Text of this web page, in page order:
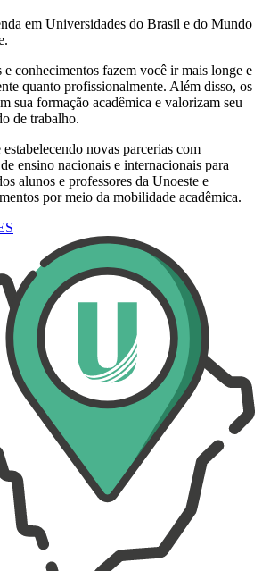
em Universidades do Brasil e do Mundo
conhecimentos fazem você ir mais longe e
quanto profissionalmente. Além disso, os
sua formação acadêmica e valorizam seu
de trabalho.
novas parcerias com
ensino nacionais e internacionais para
alunos e professores da Unoeste e
por meio da mobilidade acadêmica.